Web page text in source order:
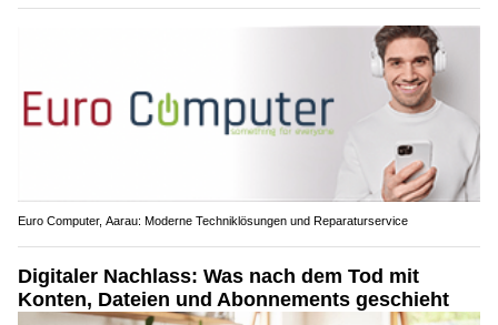
Euro Computer, Aarau: Moderne Techniklösungen und Reparaturservice
Digitaler Nachlass: Was nach dem Tod mit
Konten, Dateien und Abonnements geschieht